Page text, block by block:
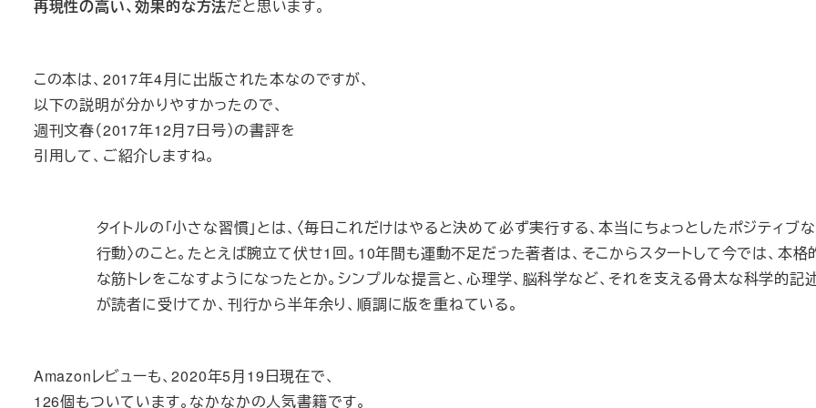
再現性の高い、効果的な方法だと思います。
この本は、2017年4月に出版された本なのですが、
以下の説明が分かりやすかったので、
週刊文春（2017年12月7日号）の書評を
引用して、ご紹介しますね。
タイトルの「小さな習慣」とは、〈毎日これだけはやると決めて必ず実行する、本当にちょっとしたポジティブな
行動〉のこと。たとえば腕立て伏せ1回。10年間も運動不足だった著者は、そこからスタートして今では、本格
な筋トレをこなすようになったとか。シンプルな提言と、心理学、脳科学など、それを支える骨太な科学的記
が読者に受けてか、刊行から半年余り、順調に版を重ねている。
Amazonレビューも、2020年5月19日現在で、
126個もついています。なかなかの人気書籍です。